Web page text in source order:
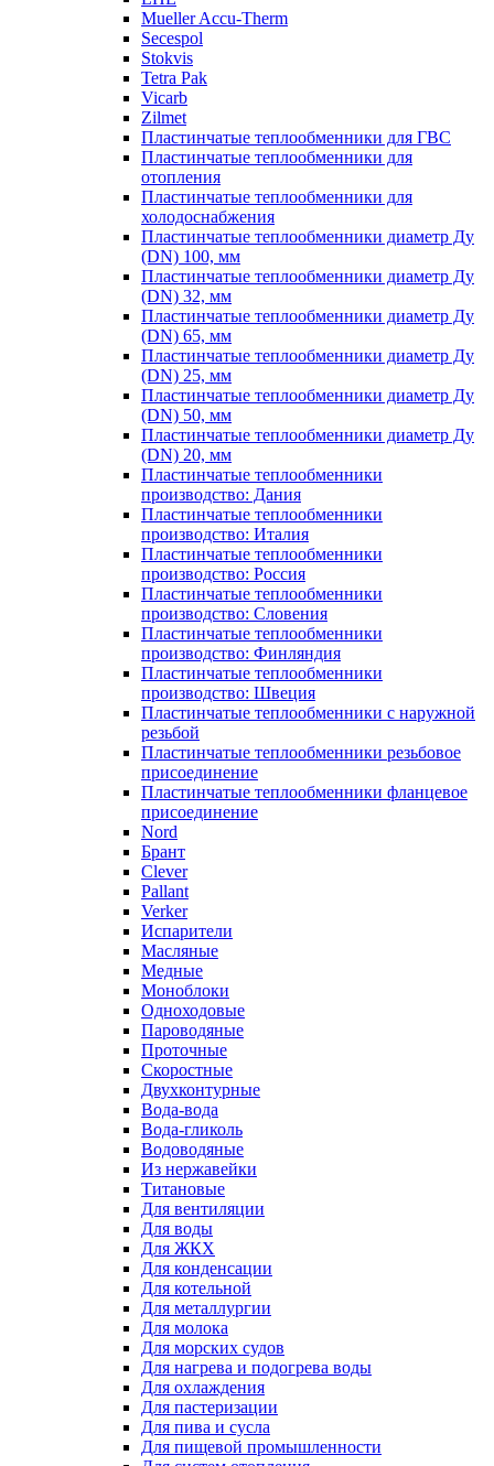
Mueller Accu-Therm
Secespol
Stokvis
Tetra Pak
Vicarb
Zilmet
Пластинчатые теплообменники для ГВС
Пластинчатые теплообменники для
отопления
Пластинчатые теплообменники для
холодоснабжения
Пластинчатые теплообменники диаметр Ду
(DN) 100, мм
Пластинчатые теплообменники диаметр Ду
(DN) 32, мм
Пластинчатые теплообменники диаметр Ду
(DN) 65, мм
Пластинчатые теплообменники диаметр Ду
(DN) 25, мм
Пластинчатые теплообменники диаметр Ду
(DN) 50, мм
Пластинчатые теплообменники диаметр Ду
(DN) 20, мм
Пластинчатые теплообменники
производство: Дания
Пластинчатые теплообменники
производство: Италия
Пластинчатые теплообменники
производство: Россия
Пластинчатые теплообменники
производство: Словения
Пластинчатые теплообменники
производство: Финляндия
Пластинчатые теплообменники
производство: Швеция
Пластинчатые теплообменники с наружной
резьбой
Пластинчатые теплообменники резьбовое
присоединение
Пластинчатые теплообменники фланцевое
присоединение
Nord
Брант
Clever
Pallant
Verker
Испарители
Масляные
Медные
Моноблоки
Одноходовые
Пароводяные
Проточные
Скоростные
Двухконтурные
Вода-вода
Вода-гликоль
Водоводяные
Из нержавейки
Титановые
Для вентиляции
Для воды
Для ЖКХ
Для конденсации
Для котельной
Для металлургии
Для молока
Для морских судов
Для нагрева и подогрева воды
Для охлаждения
Для пастеризации
Для пива и сусла
Для пищевой промышленности